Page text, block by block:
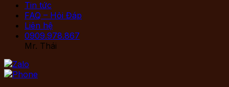
Tin tức
FAQ – Hỏi Đáp
Liên hệ
0909.978.867
Mr. Thái